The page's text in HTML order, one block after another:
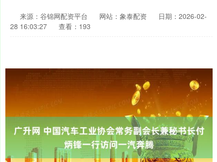
来源：谷锦网配资平台 网站：象泰配资
日期：2026-02-
28 16:03:27
查看：193